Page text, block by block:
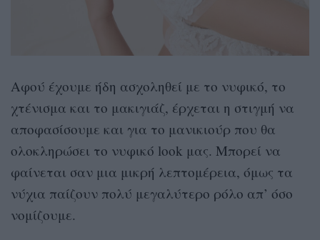
Αφού έχουμε ήδη ασχοληθεί με το νυφικό, το
χτένισμα και το μακιγιάζ, έρχεται η στιγμή να
αποφασίσουμε και για το μανικιούρ που θα
ολοκληρώσει το νυφικό look μας. Μπορεί να
φαίνεται σαν μια μικρή λεπτομέρεια, όμως τα
νύχια παίζουν πολύ μεγαλύτερο ρόλο απ’ όσο
νομίζουμε.